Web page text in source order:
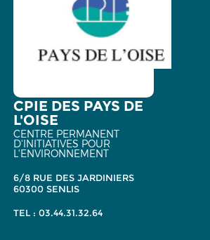
CPIE DES PAYS DE
L'OISE
CENTRE PERMANENT
D'INITIATIVES POUR
L'ENVIRONNEMENT
6/8 RUE DES JARDINIERS
60300 SENLIS
TEL : 03.44.31.32.64